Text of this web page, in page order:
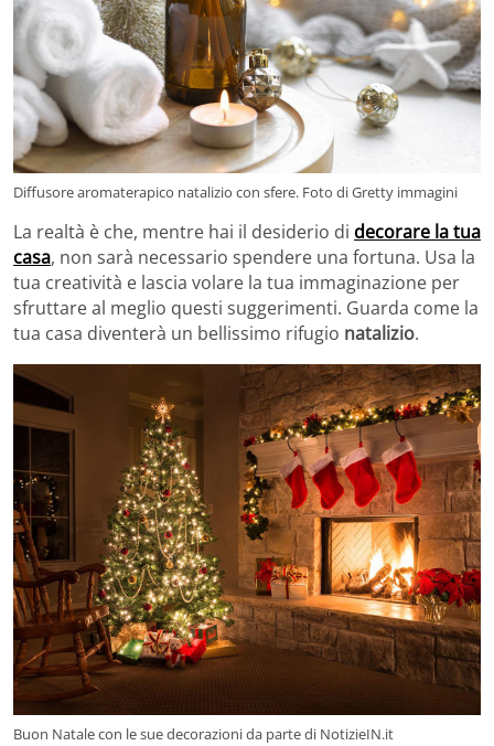
Diffusore aromaterapico natalizio con sfere. Foto di Gretty immagini
La realtà è che, mentre hai il desiderio di decorare la tua
casa, non sarà necessario spendere una fortuna. Usa la
tua creatività e lascia volare la tua immaginazione per
sfruttare al meglio questi suggerimenti. Guarda come la
tua casa diventerà un bellissimo rifugio natalizio.
Buon Natale con le sue decorazioni da parte di NotizieIN.it